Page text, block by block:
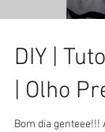
DIY |
| Olho
Bom dia genteee!!!